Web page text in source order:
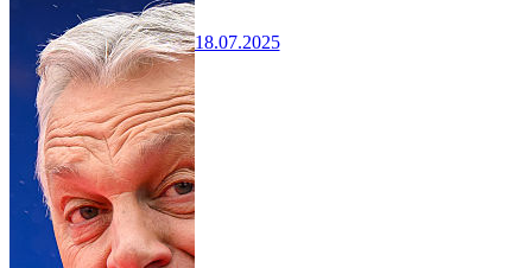
18.07.2025